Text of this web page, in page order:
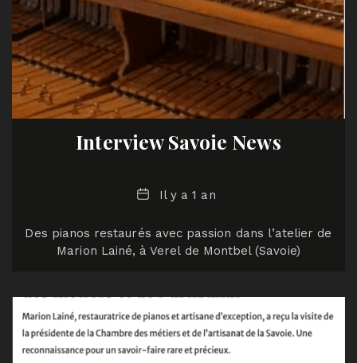
Interview Savoie News
DateIl y a 1 an
Des pianos restaurés avec passion dans l’atelier de
Marion Lainé, à Verel de Montbel (Savoie)